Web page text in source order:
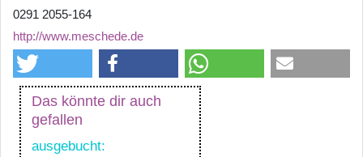
0291 2055-164
http://www.meschede.de
Das könnte dir auch
gefallen
ausgebucht: